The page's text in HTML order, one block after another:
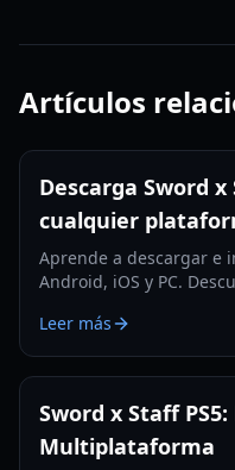
Artículos
Descarga Sword
cualquier
Aprende a descargar e
Android, iOS y PC.
Leer más
Sword x Staff
Multiplataforma